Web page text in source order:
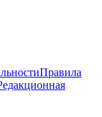
Правила